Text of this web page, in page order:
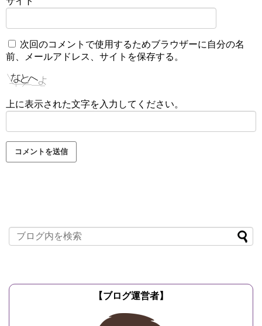
次回のコメントで使用するためブラウザーに自分の名
前、メールアドレス、サイトを保存する。
上に表示された文字を入力してください。
【ブログ運営者】